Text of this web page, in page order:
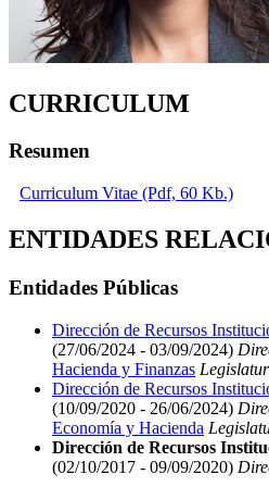
CURRICULUM
Resumen
Curriculum Vitae (Pdf, 60 Kb.)
ENTIDADES
Entidades Públicas
Dirección de Recursos
(27/06/2024 - 03/09/2024)
Hacienda y Finanzas
Dirección de Recursos
(10/09/2020 - 26/06/2024)
Economía y Hacienda
Dirección de Recursos
(02/10/2017 - 09/09/2020)